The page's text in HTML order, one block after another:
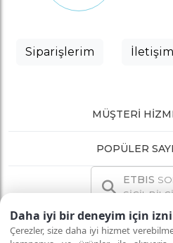
Daha iyi bir deneyim için
Çerezler, size daha iyi hizmet
Siparişlerim İletişim
MÜŞTERI
POPÜLER
ETBIS
SİCİL